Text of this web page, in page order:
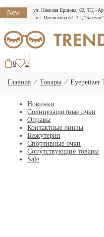
ул. Николая Ершова, 62, ТЦ
ул. Павлюхина 57, ТЦ
к
содержимому
0 0
Главная ⁄Товары ⁄Eyepetizer
Новинки
Солнцезащитные очки
Оправы
Контактные линзы
Бижутерия
Спортивные очки
Сопутствующие товары
Sale
New